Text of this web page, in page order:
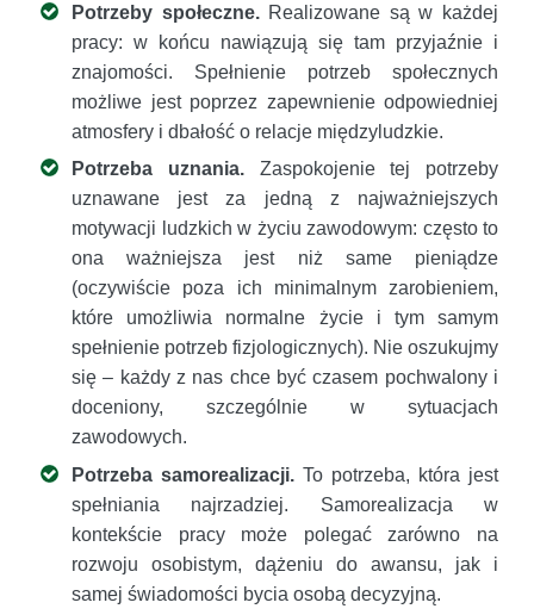
Potrzeby społeczne.Realizowane są w każdej
pracy: w końcu nawiązują się tam przyjaźnie i
znajomości. Spełnienie potrzeb społecznych
możliwe jest poprzez zapewnienie odpowiedniej
atmosfery i dbałość o relacje międzyludzkie.
Potrzeba uznania.Zaspokojenie tej potrzeby
uznawane jest za jedną z najważniejszych
motywacji ludzkich w życiu zawodowym: często to
ona ważniejsza jest niż same pieniądze
(oczywiście poza ich minimalnym zarobieniem,
które umożliwia normalne życie i tym samym
spełnienie potrzeb fizjologicznych). Nie oszukujmy
się – każdy z nas chce być czasem pochwalony i
doceniony, szczególnie w sytuacjach
zawodowych.
Potrzeba samorealizacji. To potrzeba, która jest
spełniania najrzadziej. Samorealizacja w
kontekście pracy może polegać zarówno na
rozwoju osobistym, dążeniu do awansu, jak i
samej świadomości bycia osobą decyzyjną.